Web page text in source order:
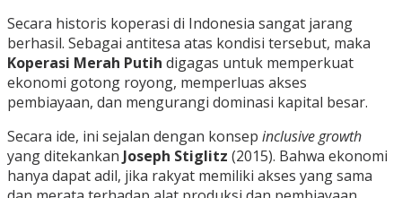
Secara historis koperasi di Indonesia sangat jarang
berhasil. Sebagai antitesa atas kondisi tersebut, maka
Koperasi Merah Putih digagas untuk memperkuat
ekonomi gotong royong, memperluas akses
pembiayaan, dan mengurangi dominasi kapital besar.
Secara ide, ini sejalan dengan konsep inclusive growth
yang ditekankan Joseph Stiglitz (2015). Bahwa ekonomi
hanya dapat adil, jika rakyat memiliki akses yang sama